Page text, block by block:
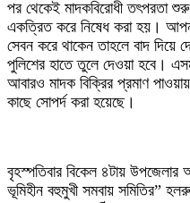
পর থেকেই মাদকবিরোধী তৎপরতা
একত্রিত করে নিষেধ করা হয়।
সেবন করে থাকেন তাহলে বাদ দিয়ে
পুলিশের হাতে তুলে দেওয়া হবে।
আবারও মাদক বিক্রির প্রমাণ
কাছে সোপর্দ করা হয়েছে।
বৃহস্পতিবার বিকেল ৪টায় উপজেলার
ভূমিহীন বহুমুখী সমবায় সমিতির”